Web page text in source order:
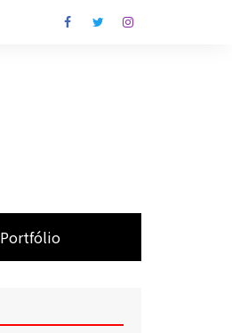
Portfólio